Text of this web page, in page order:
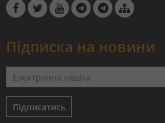
Підписка на новини
Підписатись